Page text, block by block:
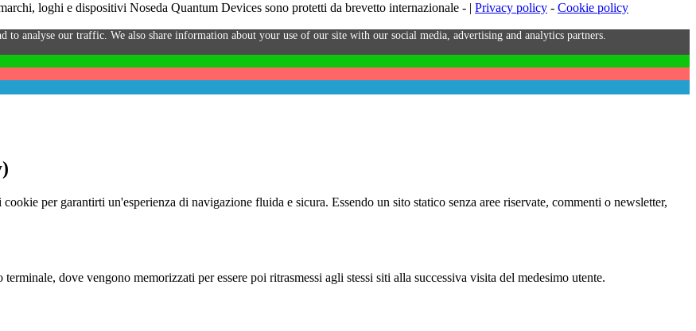
loghi e dispositivi Noseda Quantum Devices sono protetti da brevetto internazionale - | Privacy policy - Cookie policy
to analyse our traffic. We also share information about your use of our site with our social media, advertising and analytics partners.
per garantirti un'esperienza di navigazione fluida e sicura. Essendo un sito statico senza aree riservate, commenti o newsletter,
dove vengono memorizzati per essere poi ritrasmessi agli stessi siti alla successiva visita del medesimo utente.